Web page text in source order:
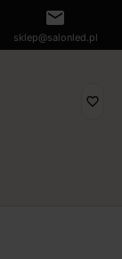
mail
sklep@salonled.pl
favorite_border